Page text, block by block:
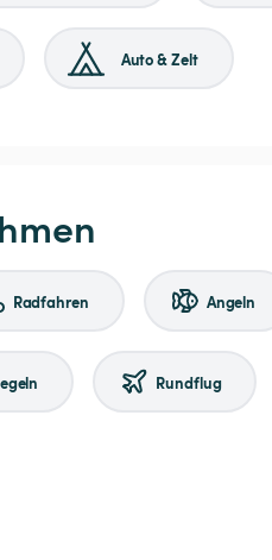
Auto & Zelt
Radfahren Angeln
Rundflug